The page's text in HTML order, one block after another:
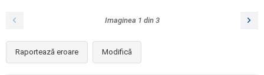
Imaginea 1 din 3
Raportează eroare Modifică